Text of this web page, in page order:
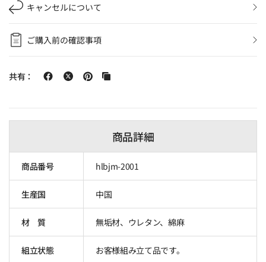
キャンセルについて
ご購入前の確認事項
共有：
商品詳細
商品番号 hlbjm-2001
生産国 中国
材 質 無垢材、ウレタン、綿麻
組立状態 お客様組み立て品です。